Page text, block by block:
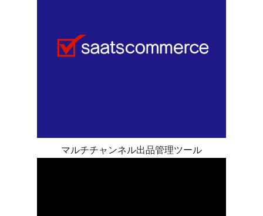
マルチチャンネル出品管理ツール